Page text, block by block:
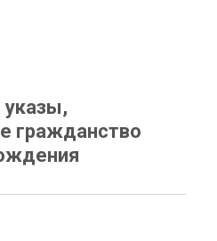
указы,
гражданство